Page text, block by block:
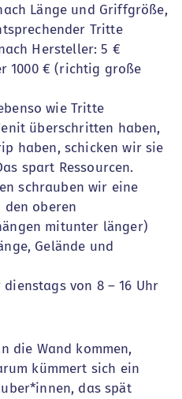
Länge und Griffgröße,
Tritte
Hersteller: 5 €
1000 € (richtig große
wie Tritte
überschritten haben,
haben, schicken wir sie
spart Ressourcen.
schrauben wir eine
oberen
mitunter länger)
Gelände und
von 8 – 16 Uhr
die Wand kommen,
kümmert sich ein
das spät